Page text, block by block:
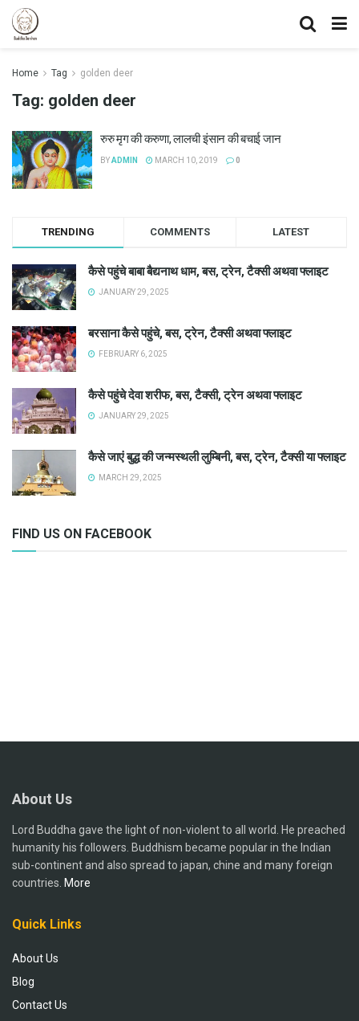
Home Tag golden deer
Tag: golden deer
रुरु मृग की करुणा, लालची इंसान की बचाई जान
BYADMIN MARCH 10, 2019 0
TRENDING COMMENTS LATEST
कैसे पहुंचे बाबा बैद्यनाथ धाम, बस, ट्रेन, टैक्सी अथवा फ्लाइट
JANUARY 29, 2025
बरसाना कैसे पहुंचे, बस, ट्रेन, टैक्सी अथवा फ्लाइट
FEBRUARY 6, 2025
कैसे पहुंचे देवा शरीफ, बस, टैक्सी, ट्रेन अथवा फ्लाइट
JANUARY 29, 2025
कैसे जाएं बुद्ध की जन्मस्थली लुम्बिनी, बस, ट्रेन, टैक्सी या फ्लाइट
MARCH 29, 2025
FIND US ON FACEBOOK
About Us
Lord Buddha gave the light of non-violent to all world. He preached
humanity his followers. Buddhism became popular in the Indian
sub-continent and also spread to japan, chine and many foreign
countries. More
Quick Links
About Us
Blog
Contact Us